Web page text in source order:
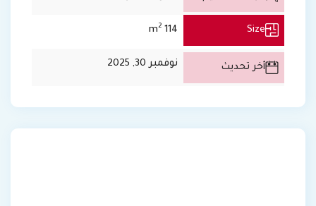
Size
114 m
2
أخر تحديث نوفمبر 30, 2025